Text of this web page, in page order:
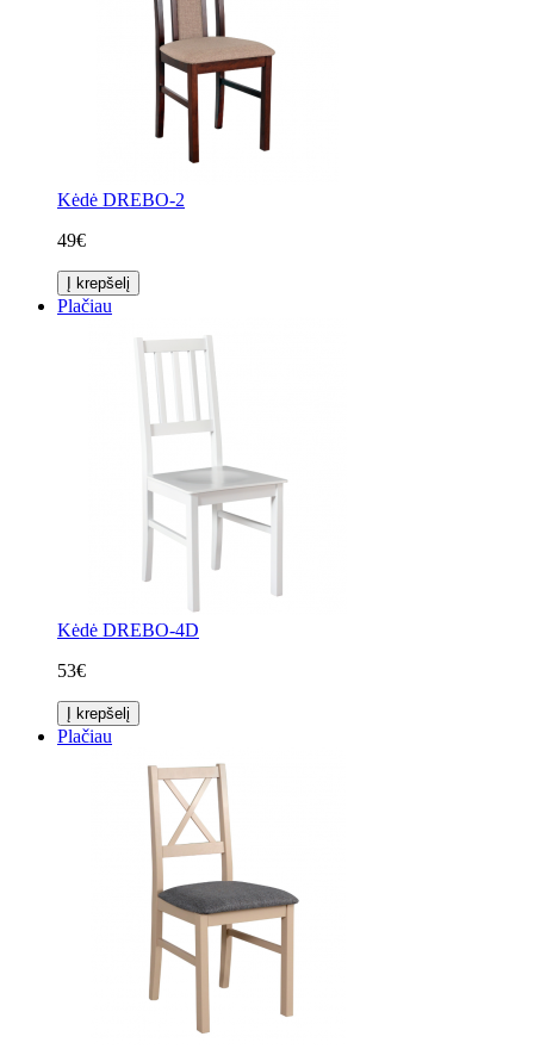
Kėdė DREBO-2
49€
Į krepšelį
Plačiau
Kėdė DREBO-4D
53€
Į krepšelį
Plačiau